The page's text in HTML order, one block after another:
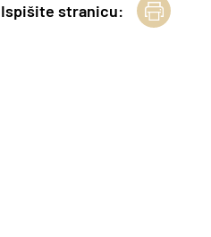
Ispišite stranicu: